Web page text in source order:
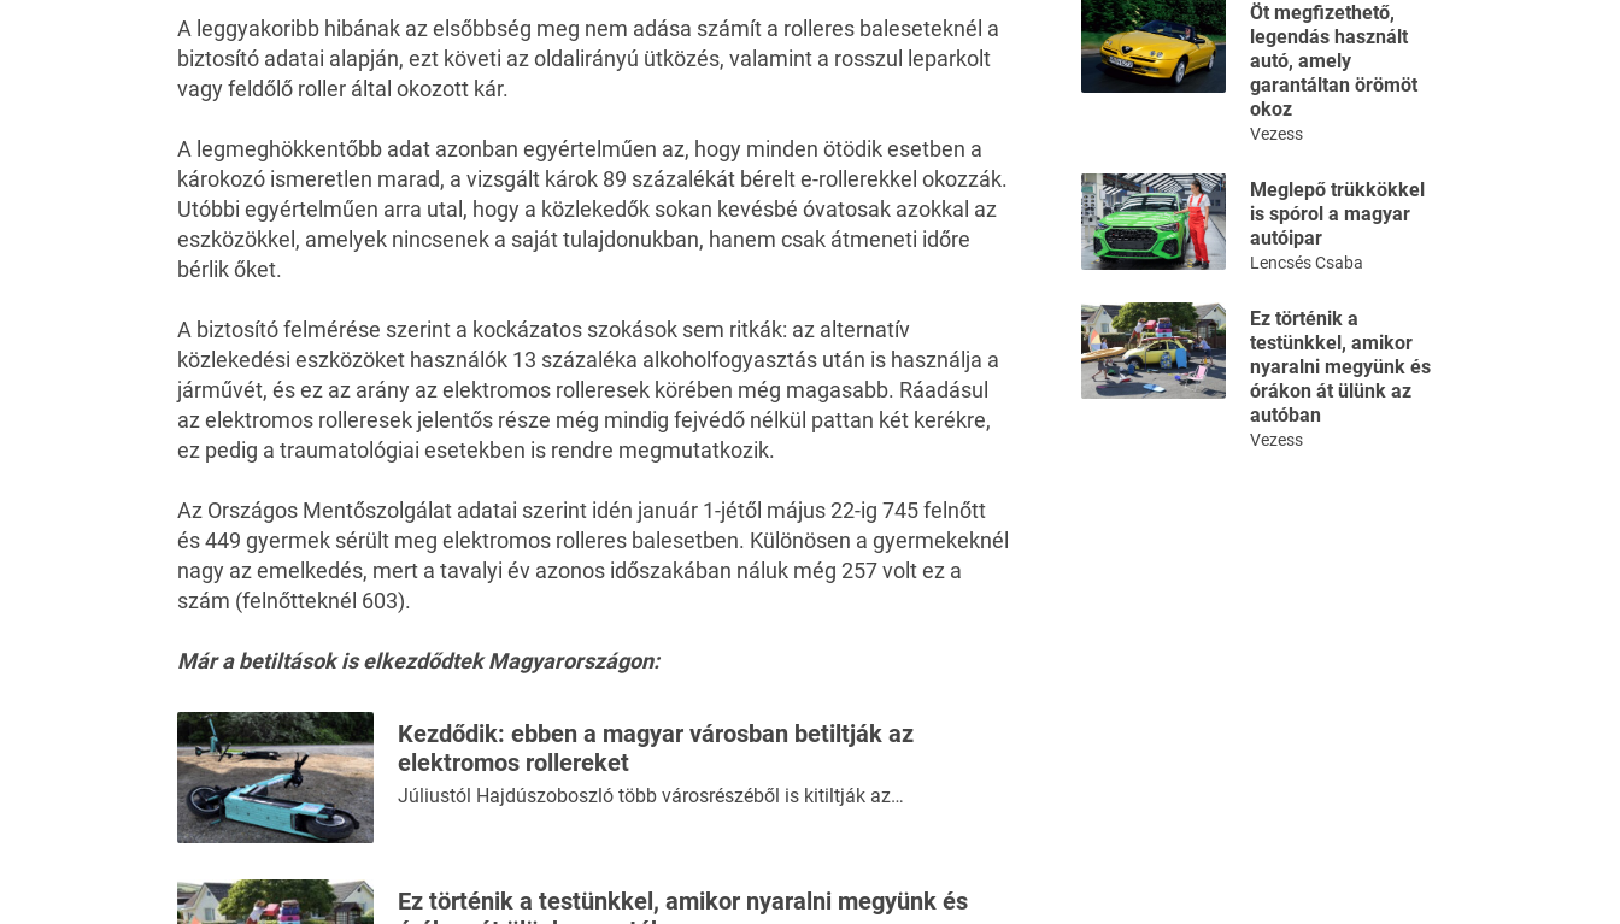
A leggyakoribb hibának az elsőbbség meg nem adása számít a rolleres baleseteknél a
biztosító adatai alapján, ezt követi az oldalirányú ütközés, valamint a rosszul leparkolt
vagy feldőlő roller által okozott kár.
A legmeghökkentőbb adat azonban egyértelműen az, hogy minden ötödik esetben a
károkozó ismeretlen marad, a vizsgált károk 89 százalékát bérelt e-rollerekkel okozzák.
Utóbbi egyértelműen arra utal, hogy a közlekedők sokan kevésbé óvatosak azokkal az
eszközökkel, amelyek nincsenek a saját tulajdonukban, hanem csak átmeneti időre
bérlik őket.
A biztosító felmérése szerint a kockázatos szokások sem ritkák: az alternatív
közlekedési eszközöket használók 13 százaléka alkoholfogyasztás után is használja a
járművét, és ez az arány az elektromos rolleresek körében még magasabb. Ráadásul
az elektromos rolleresek jelentős része még mindig fejvédő nélkül pattan két kerékre,
ez pedig a traumatológiai esetekben is rendre megmutatkozik.
Az Országos Mentőszolgálat adatai szerint idén január 1-jétől május 22-ig 745 felnőtt
és 449 gyermek sérült meg elektromos rolleres balesetben. Különösen a gyermekeknél
nagy az emelkedés, mert a tavalyi év azonos időszakában náluk még 257 volt ez a
szám (felnőtteknél 603).
Már a betiltások is elkezdődtek Magyarországon:
Kezdődik: ebben a magyar városban betiltják az
elektromos rollereket
Júliustól Hajdúszoboszló több városrészéből is kitiltják az…
Ez történik a testünkkel, amikor nyaralni megyünk és
Öt megfizethető,
legendás használt
autó, amely
garantáltan örömöt
okoz
Vezess
Meglepő trükkökkel
is spórol a magyar
autóipar
Lencsés Csaba
Ez történik a
testünkkel, amikor
nyaralni megyünk és
órákon át ülünk az
autóban
Vezess